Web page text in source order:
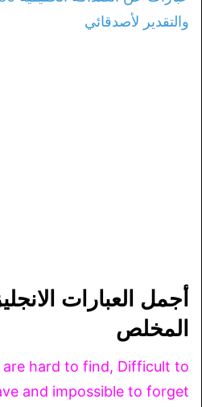
والتقدير لأصدقائي
أجمل العبارات
المخلص
hard to find, Difficult to
and impossible to forget